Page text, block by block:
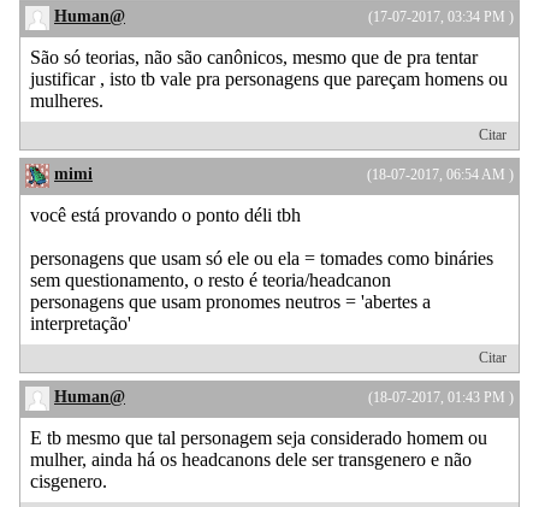
(17-07-2017, 03:34 PM )
Human@
São só teorias, não são canônicos, mesmo que de pra tentar
justificar , isto tb vale pra personagens que pareçam homens ou
mulheres.
Citar
(18-07-2017, 06:54 AM )
mimi
você está provando o ponto déli tbh
personagens que usam só ele ou ela = tomades como bináries
sem questionamento, o resto é teoria/headcanon
personagens que usam pronomes neutros = 'abertes a
interpretação'
Citar
(18-07-2017, 01:43 PM )
Human@
E tb mesmo que tal personagem seja considerado homem ou
mulher, ainda há os headcanons dele ser transgenero e não
cisgenero.